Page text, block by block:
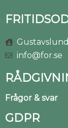
info@for.se
Frågor & svar
GDPR